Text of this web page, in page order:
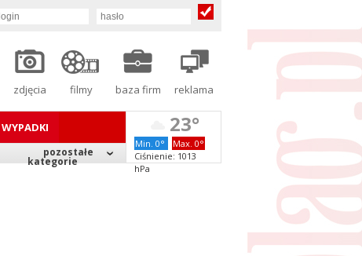
zdjęcia filmy baza firm reklama
WYPADKI
pozostałe
kategorie
23°
Min. 0°
Max. 0°
Ciśnienie: 1013
hPa